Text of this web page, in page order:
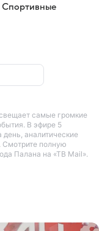
Спортивные
самые громкие
В эфире 5
аналитические
полную
Палана на «ТВ Mail».